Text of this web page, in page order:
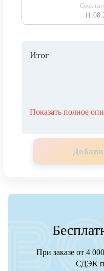
Срок
Итог
Показать полное
При заказе от 4
СДЭК